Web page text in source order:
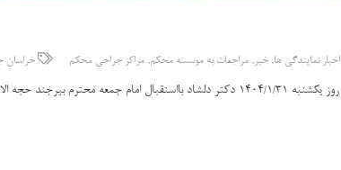
اخبار نمایندگی ها, خبر , مراجعات به موسسه محکم, مراکز جراحی محکم خراسان